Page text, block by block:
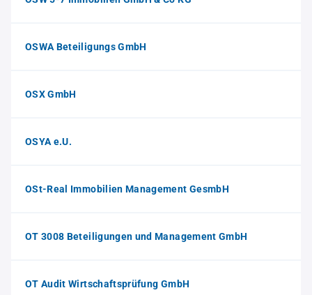
OSWA Beteiligungs GmbH
OSX GmbH
OSYA e.U.
OSt-Real Immobilien Management GesmbH
OT 3008 Beteiligungen und Management GmbH
OT Audit Wirtschaftsprüfung GmbH